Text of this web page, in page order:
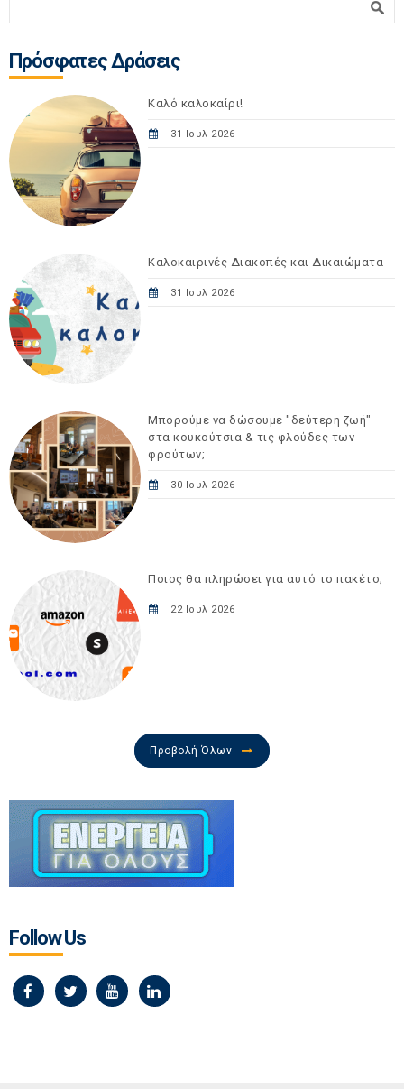
Πρόσφατες Δράσεις
Καλό καλοκαίρι!
31 Ιουλ 2026
Καλοκαιρινές Διακοπές και Δικαιώματα
31 Ιουλ 2026
Μπορούμε να δώσουμε "δεύτερη ζωή"
στα κουκούτσια & τις φλούδες των
φρούτων;
30 Ιουλ 2026
Ποιος θα πληρώσει για αυτό το πακέτο;
22 Ιουλ 2026
Προβολή Όλων
Follow Us